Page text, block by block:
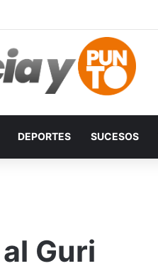
DEPORTES SUCESOS
Guri